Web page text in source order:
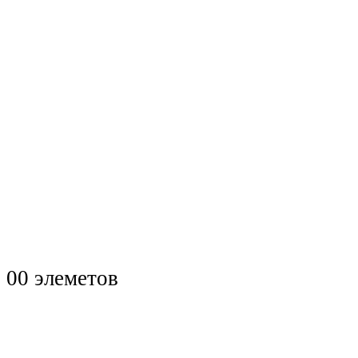
00 элеметов